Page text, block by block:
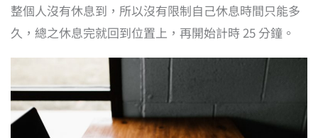
整個人沒有休息到，所以沒有限制自己休息時間只能多
久，總之休息完就回到位置上，再開始計時 25 分鐘。